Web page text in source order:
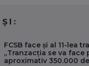
FCSB face și al 11-lea
„Tranzacția se va face
aproximativ 350.000